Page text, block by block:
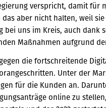
verspricht, damit für
das aber nicht halten, weil
bei uns im Kreis, auch dank
Maßnahmen aufgrund
die fortschreitende
Unter der
für die Kunden an.
online zu